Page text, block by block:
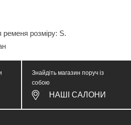
ременя розміру: S.
Знайдіть магазин поруч із
собою
НАШІ САЛОНИ